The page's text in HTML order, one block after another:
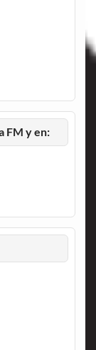
FM y en: